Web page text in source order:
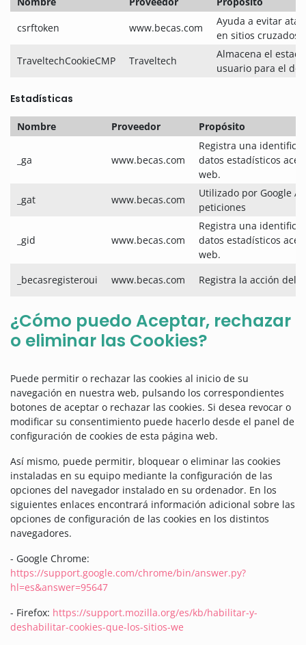
csrftoken
www.becas.com
Ayuda a evitar
en sitios cruzados
TraveltechCookieCMP
Traveltech
Almacena el
usuario para el
Estadísticas
Nombre Proveedor Propósito
_ga www.becas.com
Registra una
datos estadísticos
web.
_gat
www.becas.com
Utilizado por Google
peticiones
_gid www.becas.com
Registra una
datos estadísticos
web.
_becasregisteroui
www.becas.com Registra la acción del
¿Cómo puedo Aceptar, rechazar
o eliminar las Cookies?
Puede permitir o rechazar las cookies al inicio de su
navegación en nuestra web, pulsando los correspondientes
botones de aceptar o rechazar las cookies. Si desea revocar o
modificar su consentimiento puede hacerlo desde el panel de
configuración de cookies de esta página web.
Así mismo, puede permitir, bloquear o eliminar las cookies
instaladas en su equipo mediante la configuración de las
opciones del navegador instalado en su ordenador. En los
siguientes enlaces encontrará información adicional sobre las
opciones de configuración de las cookies en los distintos
navegadores.
- Google Chrome:
https://support.google.com/chrome/bin/answer.py?
hl=es&answer=95647
- Firefox: https://support.mozilla.org/es/kb/habilitar-y-
deshabilitar-cookies-que-los-sitios-we